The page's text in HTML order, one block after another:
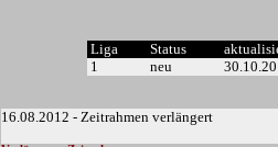
Liga Status
1
neu
16.08.2012 - Zeitrahmen verlängert